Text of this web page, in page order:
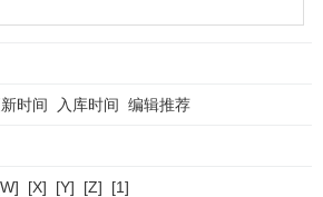
时间 入库时间 编辑推荐
[X] [Y] [Z] [1]